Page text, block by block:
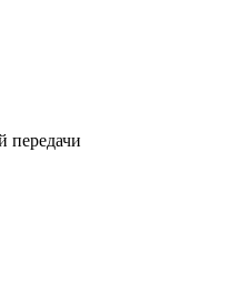
передачи